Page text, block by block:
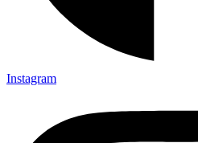
Instagram